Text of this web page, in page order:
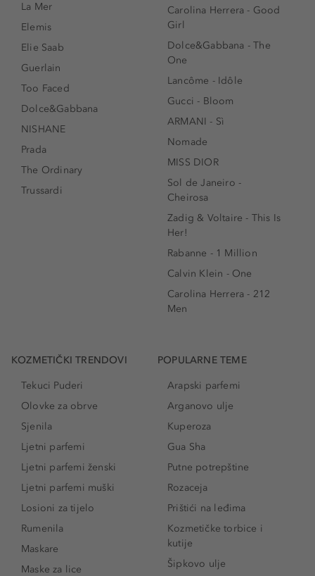
La Mer
Elemis
Elie Saab
Guerlain
Too Faced
Dolce&Gabbana
NISHANE
Prada
The Ordinary
Trussardi
Carolina Herrera - Good
Girl
Dolce&Gabbana - The
One
Lancôme - Idôle
Gucci - Bloom
ARMANI - Sì
Nomade
MISS DIOR
Sol de Janeiro -
Cheirosa
Zadig & Voltaire - This Is
Her!
Rabanne - 1 Million
Calvin Klein - One
Carolina Herrera - 212
Men
KOZMETIČKI TRENDOVI
Tekuci Puderi
Olovke za obrve
Sjenila
Ljetni parfemi
Ljetni parfemi ženski
Ljetni parfemi muški
Losioni za tijelo
Rumenila
Maskare
Maske za lice
POPULARNE TEME
Arapski parfemi
Arganovo ulje
Kuperoza
Gua Sha
Putne potrepštine
Rozaceja
Prištići na leđima
Kozmetičke torbice i
kutije
Šipkovo ulje